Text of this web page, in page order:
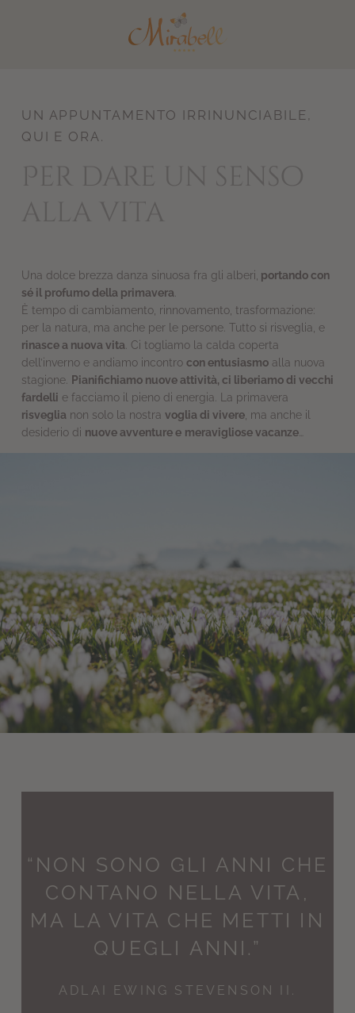
UN APPUNTAMENTO IRRINUNCIABILE,
QUI E ORA.
Una dolce brezza danza sinuosa fra gli alberi, portando con
sé il profumo della primavera
È tempo di cambiamento, rinnovamento, trasformazione:
per la natura, ma anche per le persone. Tutto si risveglia, e
rinasce a nuova vita . Ci togliamo la calda coperta
dell’inverno e andiamo incontro con entusiasmoalla nuova
stagione.
Pianifichiamo nuove attività, ci liberiamo di vecchi
fardelli e facciamo il pieno di energia. La primavera
risveglia non solo la nostra voglia di vivere, ma anche il
desiderio di nuove avventure e meravigliose vacanze…
“NON SONO GLI ANNI CHE
CONTANO NELLA VITA,
MA LA VITA CHE METTI IN
QUEGLI ANNI.”
ADLAI EWING STEVENSON II.